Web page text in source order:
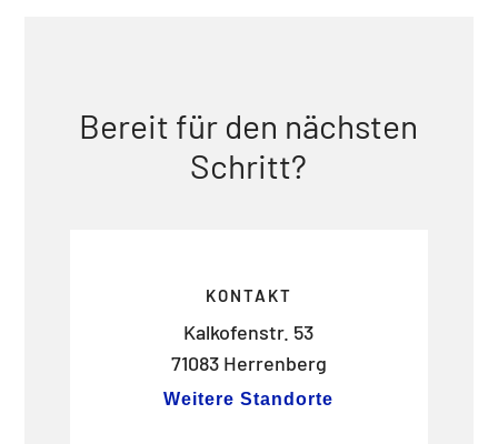
Bereit für den nächsten
Schritt?
KONTAKT
Kalkofenstr. 53
71083 Herrenberg
Weitere Standorte